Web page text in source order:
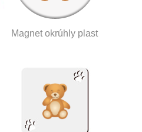
Magnet okrúhly plast